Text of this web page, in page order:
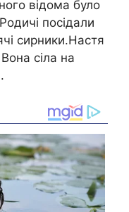
відома було
посідали
сирники.Настя
сіла на